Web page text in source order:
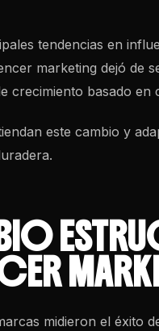
tendencias en
marketing dejó de
crecimiento basado
este cambio y
midieron el éxito